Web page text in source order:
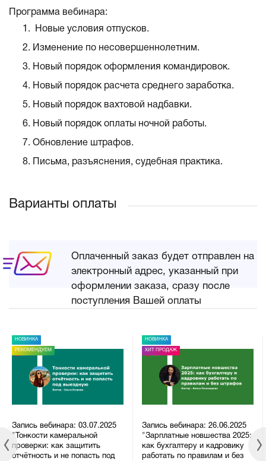
Программа вебинара:
Новые условия отпусков.
Изменение по несовершеннолетним.
Новый порядок оформления командировок.
Новый порядок расчета среднего заработка.
Новый порядок вахтовой надбавки.
Новый порядок оплаты ночной работы.
Обновление штрафов.
Письма, разъяснения, судебная практика.
Варианты оплаты
Оплаченный заказ будет отправлен на
электронный адрес, указанный при
оформлении заказа, сразу после
поступления Вашей оплаты
НОВИНКА
РЕКОМЕНДУЕМ
Запись вебинара: 03.07.2025
"Тонкости камеральной
проверки: как защитить
отчётность и не попасть под
НОВИНКА
ХИТ ПРОДАЖ
Запись вебинара: 26.06.2025
"Зарплатные новшества 2025:
как бухгалтеру и кадровику
работать по правилам и без